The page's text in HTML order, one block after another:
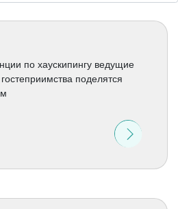
по хаускипингу ведущие
поделятся